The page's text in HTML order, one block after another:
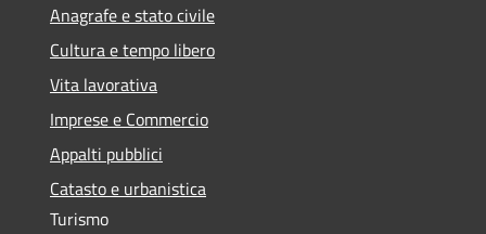
Anagrafe e stato civile
Cultura e tempo libero
Vita lavorativa
Imprese e Commercio
Appalti pubblici
Catasto e urbanistica
Turismo